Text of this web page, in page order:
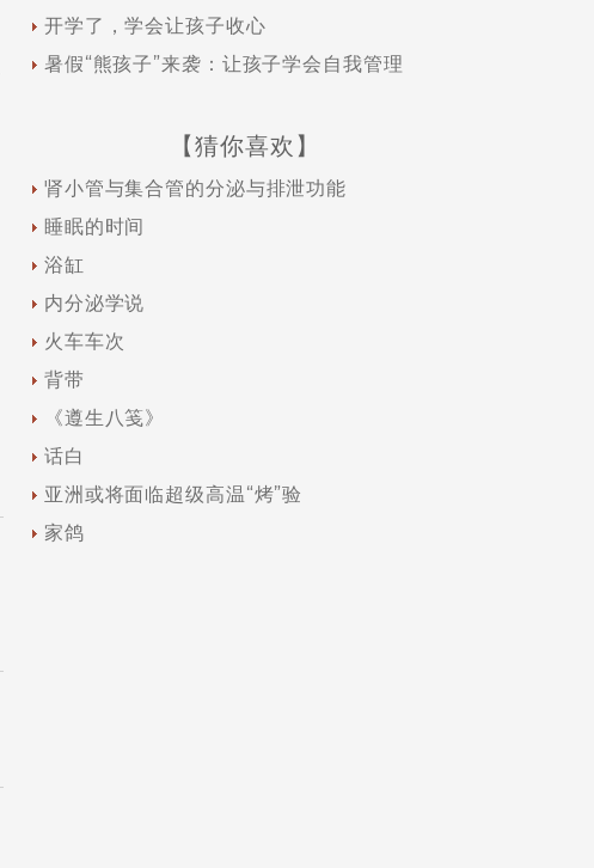
开学了，学会让孩子收心
暑假“熊孩子”来袭：让孩子学会自我管理
【猜你喜欢】
肾小管与集合管的分泌与排泄功能
睡眠的时间
浴缸
内分泌学说
火车车次
背带
《遵生八笺》
话白
亚洲或将面临超级高温“烤”验
家鸽